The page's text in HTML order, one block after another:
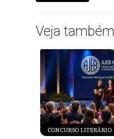
Veja também
CONCURSO LITERÁRIO